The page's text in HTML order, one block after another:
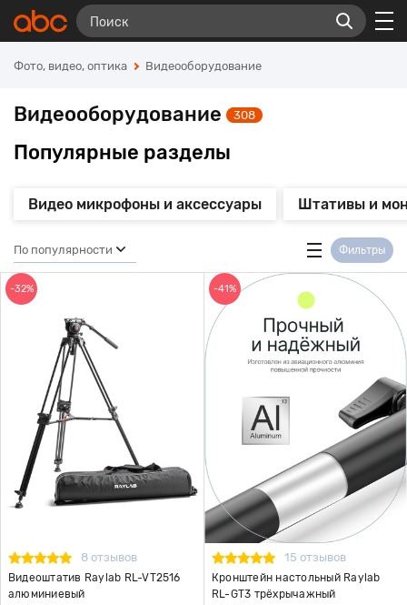
Фото, видео, оптика Видеооборудование
Видеооборудование 308
Популярные разделы
Видео микрофоны и аксессуары Штативы и
По популярности Фильтры
-32%
8 отзывов
Видеоштатив Raylab RL-VT2516
алюминиевый
-41%
15 отзывов
Кронштейн настольный Raylab
RL-GT3 трёхрычажный